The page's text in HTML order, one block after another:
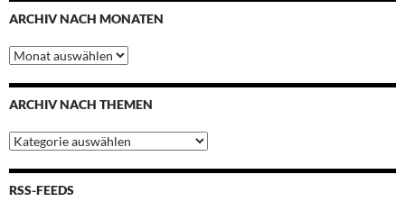
ARCHIV NACH MONATEN
Archiv
nach
Monaten
ARCHIV NACH THEMEN
Archiv
nach
Themen
RSS-FEEDS